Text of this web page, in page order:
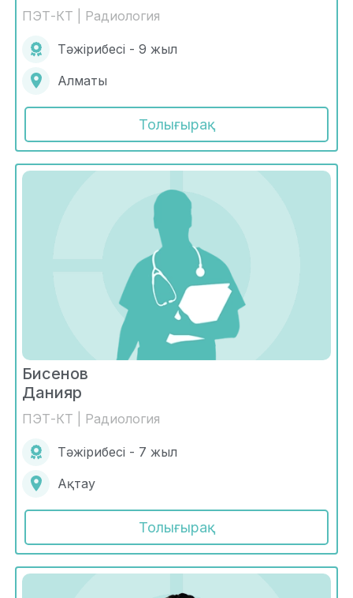
ПЭТ-КТ | Радиология
Тәжірибесі - 9 жыл
Алматы
Толығырақ
Бисенов
Данияр
ПЭТ-КТ | Радиология
Тәжірибесі - 7 жыл
Ақтау
Толығырақ